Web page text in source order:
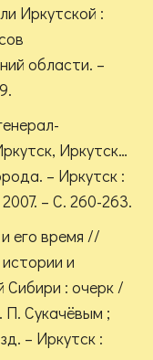
Иркутской :
области. –
Иркутск…
– Иркутск :
– С. 260-263.
его время //
и
Сибири : очерк /
П. Сукачёвым ;
– Иркутск :